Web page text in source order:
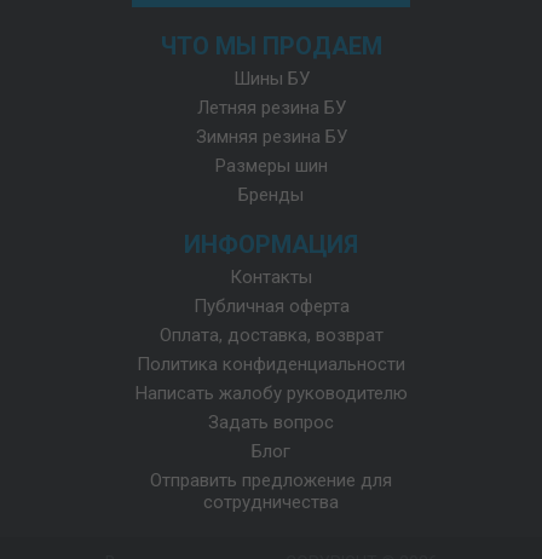
ЧТО МЫ ПРОДАЕМ
Шины БУ
Летняя резина БУ
Зимняя резина БУ
Размеры шин
Бренды
ИНФОРМАЦИЯ
Контакты
Публичная оферта
Оплата, доставка, возврат
Политика конфиденциальности
Написать жалобу руководителю
Задать вопрос
Блог
Отправить предложение для
сотрудничества